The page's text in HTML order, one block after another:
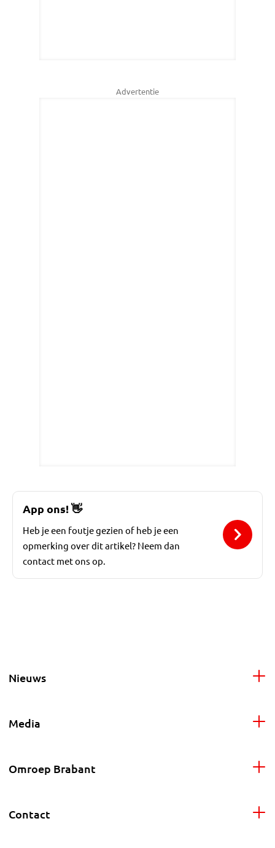
Advertentie
App ons! 👋
Heb je een foutje gezien of heb je een
opmerking over dit artikel? Neem dan
contact met ons op.
Nieuws
Media
Omroep Brabant
Contact